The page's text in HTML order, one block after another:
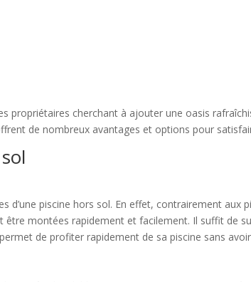
propriétaires cherchant à ajouter une oasis
de nombreux avantages et options pour
d’une piscine hors sol. En effet, contrairement
être montées rapidement et facilement. Il suffit de
de profiter rapidement de sa piscine sans